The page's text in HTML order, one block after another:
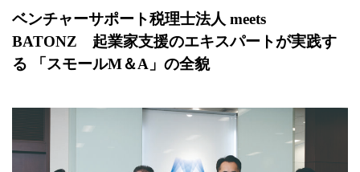
ベンチャーサポート税理士法人 meets
BATONZ 起業家支援のエキスパートが実践す
る 「スモールM＆A」の全貌